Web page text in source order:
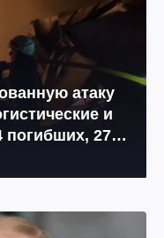
атаку
и
погибших, 27